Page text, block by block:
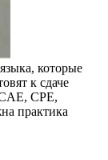
которые
к сдаче
CPE,
практика